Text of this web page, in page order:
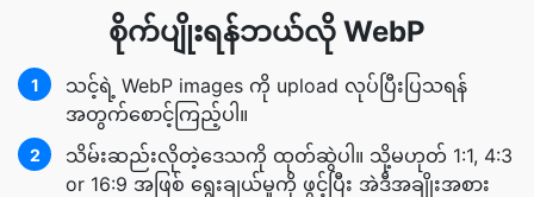
စိုက်ပျိုးရန်ဘယ်လို WebP
1
သင့်ရဲ့ WebP images ကို upload လုပ်ပြီးပြသရန်
အတွက်စောင့်ကြည့်ပါ။
2
သိမ်းဆည်းလိုတဲ့ဒေသကို ထုတ်ဆွဲပါ။ သို့မဟုတ် 1:1, 4:3
or 16:9 အဖြစ် ရွေးချယ်မှုကို ဖွင့်ပြီး အဲဒီအချိုးအစား